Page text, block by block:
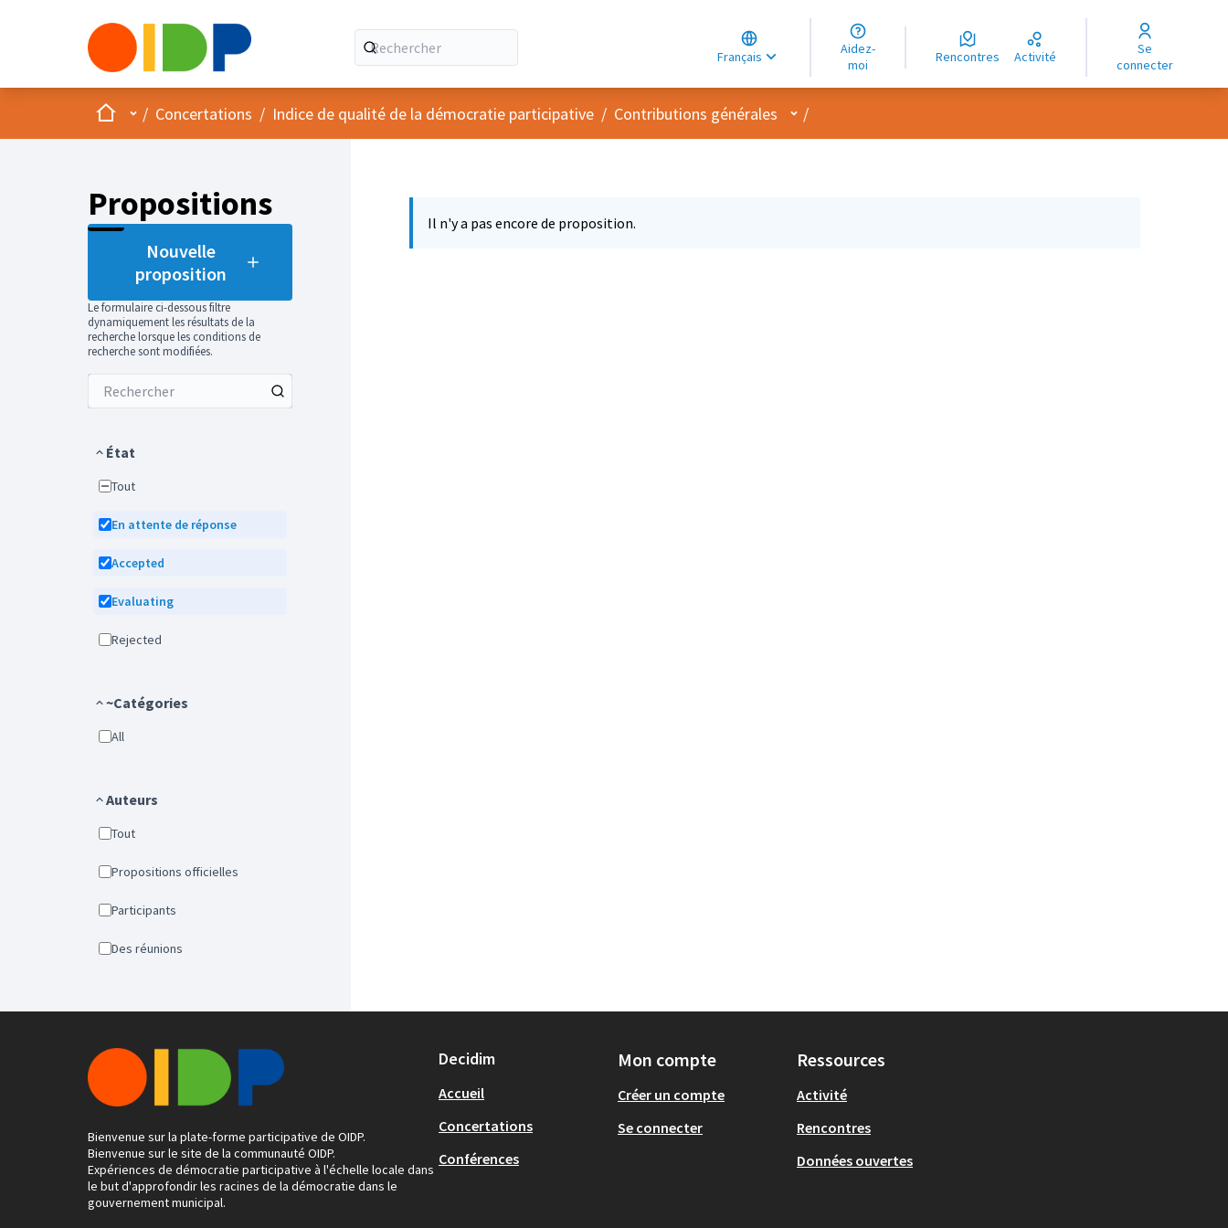
Français
Choose language
Choisir la langue
Elegir el idioma
Aidez-
moi
Rencontres Activité
Se
connecter
AccueilMenu principal
/ Concertations / Indice de qualité de la démocratie participative / Contributions générales Menu utilisateur
/
Propositions
Nouvelle
proposition
Le formulaire ci-dessous filtre
dynamiquement les résultats de la
recherche lorsque les conditions de
recherche sont modifiées.
État
Tout
En attente de réponse
Accepted
Evaluating
Rejected
~Catégories
All
Auteurs
Tout
Propositions officielles
Participants
Des réunions
Il n'y a pas encore de proposition.
Bienvenue sur la plate-forme participative de OIDP.
Bienvenue sur le site de la communauté OIDP.
Expériences de démocratie participative à l'échelle locale dans
le but d'approfondir les racines de la démocratie dans le
gouvernement municipal.
Decidim
Accueil
Concertations
Conférences
Mon compte
Créer un compte
Se connecter
Ressources
Activité
Rencontres
Données ouvertes